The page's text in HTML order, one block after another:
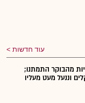
עוד חדשות
מהבוקר התמתנו;